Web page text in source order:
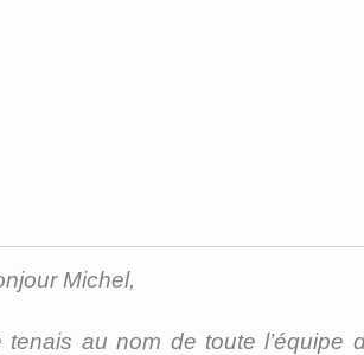
Michel,
tenais au nom de toute l’équipe